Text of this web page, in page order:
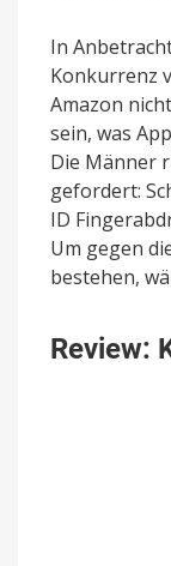
In
Konkurrenz
Amazon
sein, was
Die Männer
gefordert:
ID
Um gegen
bestehen,
Review: